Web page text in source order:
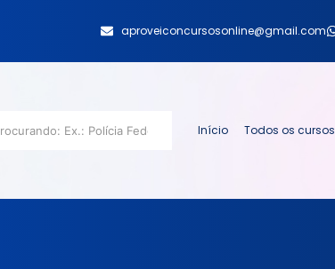
aproveiconcursosonline@gmail.com
Início Todos os cursos